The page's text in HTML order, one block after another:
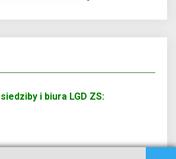
i biura LGD ZS: